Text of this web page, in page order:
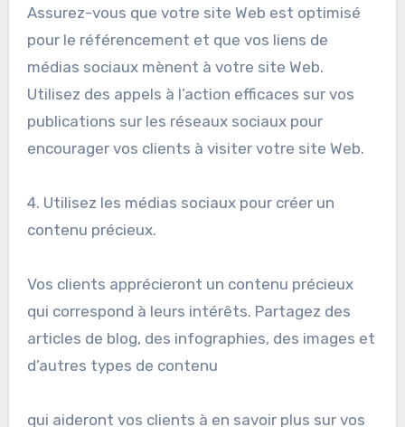
Assurez-vous que votre site Web est optimisé
pour le référencement et que vos liens de
médias sociaux mènent à votre site Web.
Utilisez des appels à l’action efficaces sur vos
publications sur les réseaux sociaux pour
encourager vos clients à visiter votre site Web.
4. Utilisez les médias sociaux pour créer un
contenu précieux.
Vos clients apprécieront un contenu précieux
qui correspond à leurs intérêts. Partagez des
articles de blog, des infographies, des images et
d’autres types de contenu
qui aideront vos clients à en savoir plus sur vos